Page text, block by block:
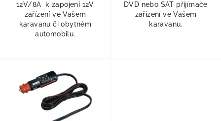
12V/8A k zapojení 12V
zařízení ve Vašem
karavanu či obytném
automobilu.
DVD nebo SAT přijímače
zařízení ve Vašem
karavanu.